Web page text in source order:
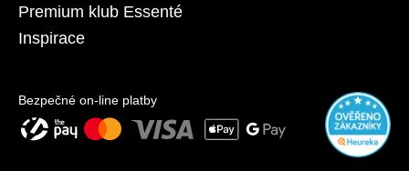
Premium klub Essenté
Inspirace
Bezpečné on-line platby